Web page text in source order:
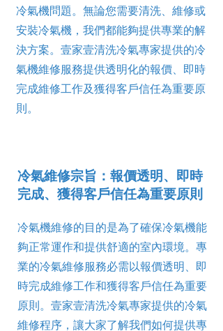
冷氣機問題。無論您需要清洗、維修或
安裝冷氣機，我們都能夠提供專業的解
決方案。壹家壹清洗冷氣專家提供的冷
氣機維修服務提供透明化的報價、即時
完成維修工作及獲得客戶信任為重要原
則。
冷氣維修宗旨：報價透明、即時
完成、獲得客戶信任為重要原則
冷氣機維修的目的是為了確保冷氣機能
夠正常運作和提供舒適的室內環境。專
業的冷氣維修服務必需以報價透明、即
時完成維修工作和獲得客戶信任為重要
原則。壹家壹清洗冷氣專家提供的冷氣
維修程序，讓大家了解我們如何提供專